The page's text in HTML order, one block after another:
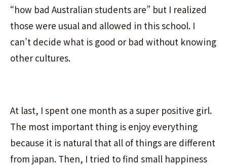
“how bad Australian students are” but I realized
those were usual and allowed in this school. I
can’t decide what is good or bad without knowing
other cultures.
At last, I spent one month as a super positive girl.
The most important thing is enjoy everything
because it is natural that all of things are different
from japan. Then, I tried to find small happiness